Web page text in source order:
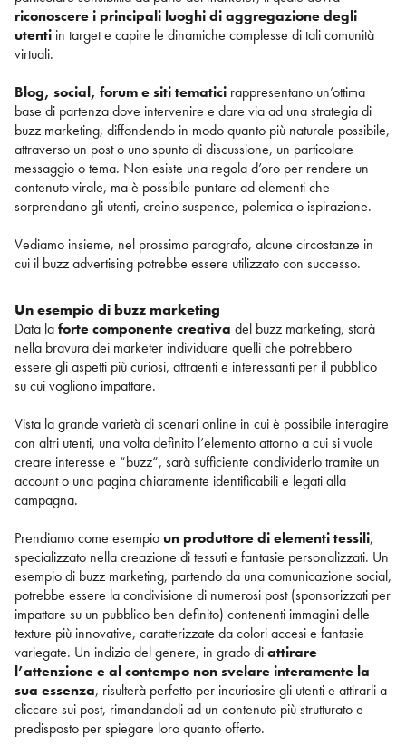
riconoscere i principali luoghi di aggregazione degli
utenti in target e capire le dinamiche complesse di tali comunità
virtuali.
Blog, social, forum e siti tematici rappresentano un’ottima
base di partenza dove intervenire e dare via ad una strategia di
buzz marketing, diffondendo in modo quanto più naturale possibile,
attraverso un post o uno spunto di discussione, un particolare
messaggio o tema. Non esiste una regola d’oro per rendere un
contenuto virale, ma è possibile puntare ad elementi che
sorprendano gli utenti, creino suspence, polemica o ispirazione.
Vediamo insieme, nel prossimo paragrafo, alcune circostanze in
cui il buzz advertising potrebbe essere utilizzato con successo.
Un esempio di buzz marketing
Data laforte componente creativa del buzz marketing, starà
nella bravura dei marketer individuare quelli che potrebbero
essere gli aspetti più curiosi, attraenti e interessanti per il pubblico
su cui vogliono impattare.
Vista la grande varietà di scenari online in cui è possibile interagire
con altri utenti, una volta definito l’elemento attorno a cui si vuole
creare interesse e “buzz”, sarà sufficiente condividerlo tramite un
account o una pagina chiaramente identificabili e legati alla
campagna.
Prendiamo come esempioun produttore di elementi tessili,
specializzato nella creazione di tessuti e fantasie personalizzati. Un
esempio di buzz marketing, partendo da una comunicazione social,
potrebbe essere la condivisione di numerosi post (sponsorizzati per
impattare su un pubblico ben definito) contenenti immagini delle
texture più innovative, caratterizzate da colori accesi e fantasie
variegate. Un indizio del genere, in grado diattirare
l’attenzione e al contempo non svelare interamente la
sua essenza, risulterà perfetto per incuriosire gli utenti e attirarli a
cliccare sui post, rimandandoli ad un contenuto più strutturato e
predisposto per spiegare loro quanto offerto.